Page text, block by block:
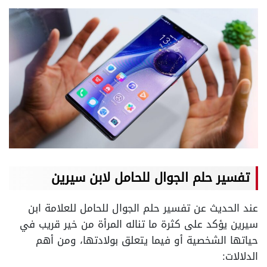
تفسير حلم الجوال للحامل لابن سيرين
عند الحديث عن تفسير حلم الجوال للحامل للعلامة ابن
سيرين يؤكد على كثرة ما تناله المرأة من خير قريب في
حياتها الشخصية أو فيما يتعلق بولادتها، ومن أهم
الدلالات: